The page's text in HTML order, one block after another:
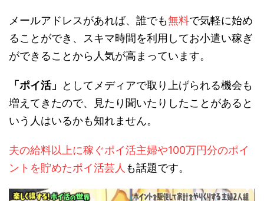
メールアドレスがあれば、誰でも無料で気軽に始め
ることができ、スキマ時間を利用してお小遣い稼ぎ
ができることから人気が高まっています。
「ポイ活」
としてメディアで取り上げられる機会も
増えてきたので、見たり聞いたりしたことがあると
いう人はいるかも知れません。
夫の給料以上に稼ぐポイ活主婦や100万円分のポイ
ントを貯めたポイ活芸人 も話題です。